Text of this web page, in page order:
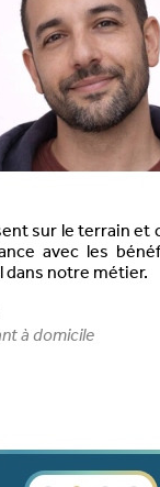
sur le terrain et
avec les
notre métier.
à domicile